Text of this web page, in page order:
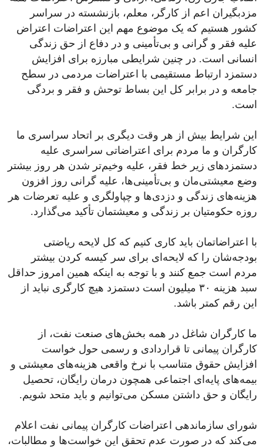
مزدبگیران اعم از کارگر، معلم، بازنشسته در سراسر
کشور هستیم که یک موضوع مهم این اعتراضات اعتراض
علیه فقر و گرانی و بی‌تأمینی و در دفاع از حق زندگی
انسانی است. در چنین شرایطی مبارزه برای افزایش
دستمزد ارتباط مستقیمی با اعتراضات مردمی در سطح
جامعه و در برابر کل این بساط توحش و فقر و بردگی
است.
این شرایط بیش از هر وقت دیگری بر اتحاد سراسری ما
کارگران و ما مردم برای اعتراضاتی سراسری علیه
دستمزدهای زیر خط فقر، علیه وخیم‌تر شدن هر روز بیشتر
وضع معیشتی‌مان و بی‌تأمینی‌ها، علیه گرانی روز افزون
هزینه‌های زندگی و دزدی‌ها و چپاولگری و علیه تعرضات هر
روزه حکومتیان بر زندگی و معیشتمان تأکید می‌گذارد.
با اعتراضاتمان باید کاری کنیم که کل لایحه ریاضتی
بودجه‌شان را که لایحه‌ای برای سر کیسه کردن بیشتر
مردم است جمع کنند و با توجه به اینکه همین امروز حداقل
سبد هزینه ۳۰ میلیون است دستمزد هیچ کارگری نباید از
این رقم کمتر باشد.
ما کارگران شاغل در همه بخش‌های صنعت نفت، از
کارگران پیمانی تا قراردادی و رسمی حول خواست
افزایش حقوق متناسب با نرخ واقعی هزینه‌های معیشتی و
بیمه‌های پایه‌ای اجتماعی همچون درمان رایگان، تحصیل
رایگان و حق داشتن مسکن می‌توانیم و باید متحد شویم.
شورای سازماندهی اعتراضات کارگران پیمانی نفت اعلام
می‌کند که در صورت عدم تحقق این خواست‌ها و مطالبات،